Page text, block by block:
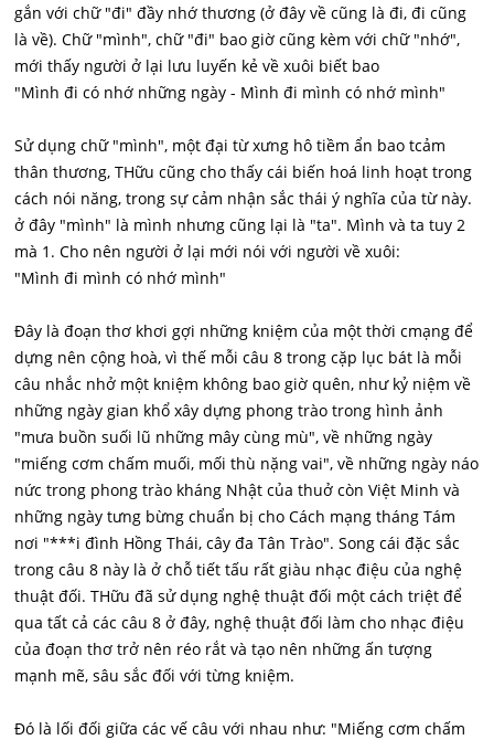
gắn với chữ "đi" đầy nhớ thương (ở đây về cũng là đi, đi cũng
là về). Chữ "mình", chữ "đi" bao giờ cũng kèm với chữ "nhớ",
mới thấy người ở lại lưu luyến kẻ về xuôi biết bao
"Mình đi có nhớ những ngày - Mình đi mình có nhớ mình"
Sử dụng chữ "mình", một đại từ xưng hô tiềm ẩn bao tcảm
thân thương, THữu cũng cho thấy cái biến hoá linh hoạt trong
cách nói năng, trong sự cảm nhận sắc thái ý nghĩa của từ này.
ở đây "mình" là mình nhưng cũng lại là "ta". Mình và ta tuy 2
mà 1. Cho nên người ở lại mới nói với người về xuôi:
"Mình đi mình có nhớ mình"
Đây là đoạn thơ khơi gợi những kniệm của một thời cmạng để
dựng nên cộng hoà, vì thế mỗi câu 8 trong cặp lục bát là mỗi
câu nhắc nhở một kniệm không bao giờ quên, như kỷ niệm về
những ngày gian khổ xây dựng phong trào trong hình ảnh
"mưa buồn suối lũ những mây cùng mù", về những ngày
"miếng cơm chấm muối, mối thù nặng vai", về những ngày náo
nức trong phong trào kháng Nhật của thuở còn Việt Minh và
những ngày tưng bừng chuẩn bị cho Cách mạng tháng Tám
nơi "***i đình Hồng Thái, cây đa Tân Trào". Song cái đặc sắc
trong câu 8 này là ở chỗ tiết tấu rất giàu nhạc điệu của nghệ
thuật đối. THữu đã sử dụng nghệ thuật đối một cách triệt để
qua tất cả các câu 8 ở đây, nghệ thuật đối làm cho nhạc điệu
của đoạn thơ trở nên réo rắt và tạo nên những ấn tượng
mạnh mẽ, sâu sắc đối với từng kniệm.
Đó là lối đối giữa các vế câu với nhau như: "Miếng cơm chấm